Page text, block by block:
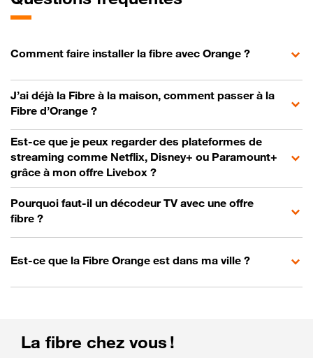
Comment faire installer la fibre avec Orange ?
J’ai déjà la Fibre à la maison, comment passer à la
Fibre d’Orange ?
Est-ce que je peux regarder des plateformes de
streaming comme Netflix, Disney+ ou Paramount+
grâce à mon offre Livebox ?
Pourquoi faut-il un décodeur TV avec une offre
fibre ?
Est-ce que la Fibre Orange est dans ma ville ?
La fibre chez vous !